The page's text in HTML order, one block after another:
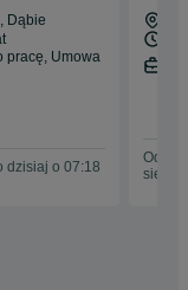
, Dąbie
pracę, Umowa
dzisiaj o 07:18